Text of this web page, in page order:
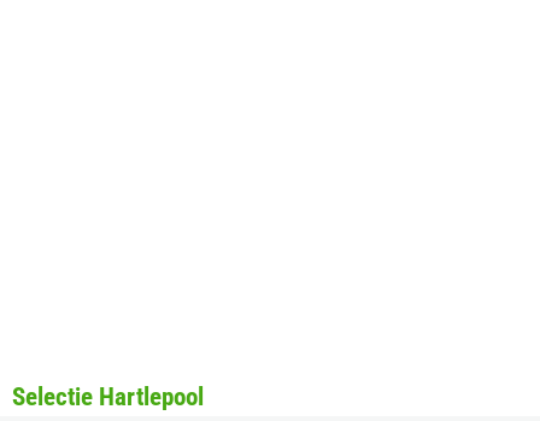
Selectie Hartlepool